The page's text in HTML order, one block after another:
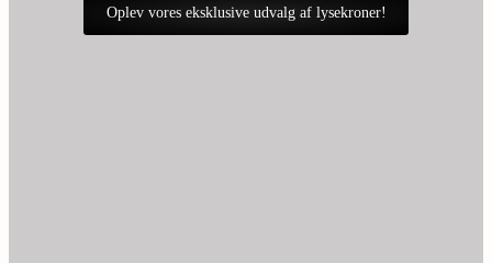
Oplev vores eksklusive udvalg af lysekroner!